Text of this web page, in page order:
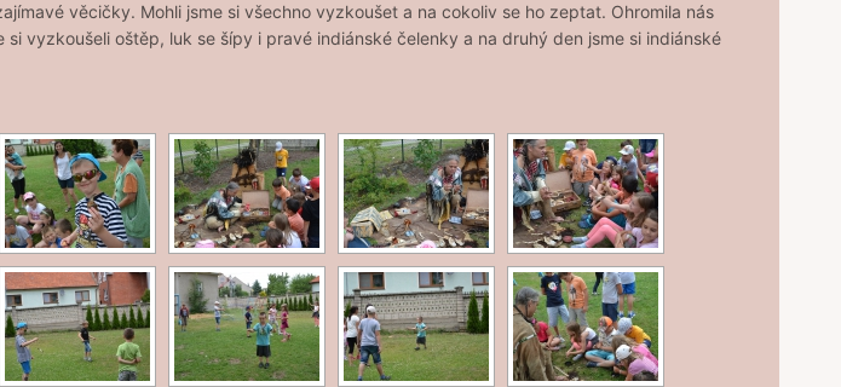
věcičky. Mohli jsme si všechno vyzkoušet a na cokoliv se ho zeptat. Ohromila nás
vyzkoušeli oštěp, luk se šípy i pravé indiánské čelenky a na druhý den jsme si indiánské